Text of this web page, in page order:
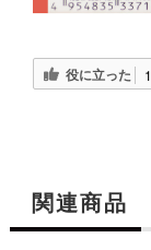
役に立った 1
関連商品